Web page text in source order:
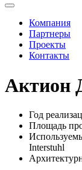
Компания
Партнеры
Проекты
Контакты
Актион
Год
Площадь
Interstuhl